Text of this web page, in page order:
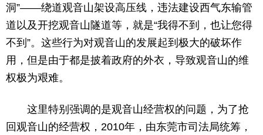
洞”——绕道观音山架设高压线，违法建设西气东输管
道以及开挖观音山隧道等，就是“我得不到，也让您得
不到”。这些行为对观音山的发展起到极大的破坏作
用，但是由于都是披着政府的外衣，导致观音山的维
权极为艰难。
这里特别强调的是观音山经营权的问题，为了抢
回观音山的经营权， 2010年，由东莞市司法局统筹，